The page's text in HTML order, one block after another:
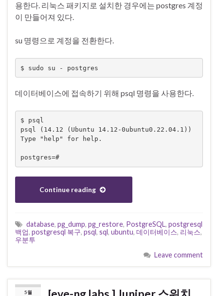
용한다. 리눅스 패키지로 설치한 경우에는 postgres 계정
이 만들어져 있다.
su 명령으로 계정을 전환한다.
$ sudo su - postgres
데이터베이스에 접속하기 위해 psql 명령을 사용한다.
$ psql
psql (14.12 (Ubuntu 14.12-0ubuntu0.22.04.1))
Type "help" for help.
postgres=#
Continue reading
database, pg_dump, pg_restore, PostgreSQL, postgresql
백업, postgresql 복구, psql, sql, ubuntu, 데이터베이스, 리눅스,
우분투
Leave comment
5월